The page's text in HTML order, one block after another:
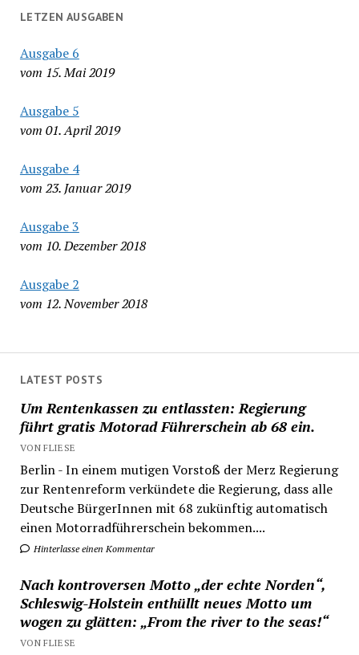
LETZEN AUSGABEN
Ausgabe 6
vom 15. Mai 2019
Ausgabe 5
vom 01. April 2019
Ausgabe 4
vom 23. Januar 2019
Ausgabe 3
vom 10. Dezember 2018
Ausgabe 2
vom 12. November 2018
LATEST POSTS
Um Rentenkassen zu entlassten: Regierung
führt gratis Motorad Führerschein ab 68 ein.
VON FLIESE
Berlin - In einem mutigen Vorstoß der Merz Regierung
zur Rentenreform verkündete die Regierung, dass alle
Deutsche BürgerInnen mit 68 zukünftig automatisch
einen Motorradführerschein bekommen....
Hinterlasse einen Kommentar
Nach kontroversen Motto „der echte Norden“,
Schleswig-Holstein enthüllt neues Motto um
wogen zu glätten: „From the river to the seas!“
VON FLIESE